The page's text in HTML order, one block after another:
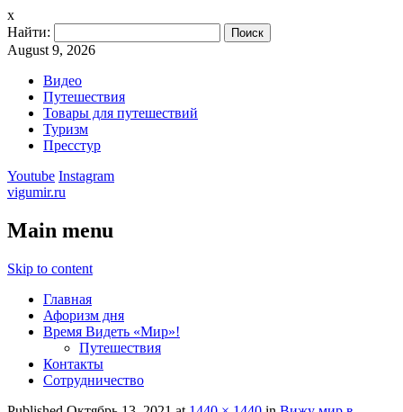
x
Найти:
August 9, 2026
Видео
Путешествия
Товары для путешествий
Туризм
Пресстур
Youtube Instagram
vigumir.ru
Main menu
Skip to content
Главная
Афоризм дня
Время Видеть «Мир»!
Путешествия
Контакты
Сотрудничество